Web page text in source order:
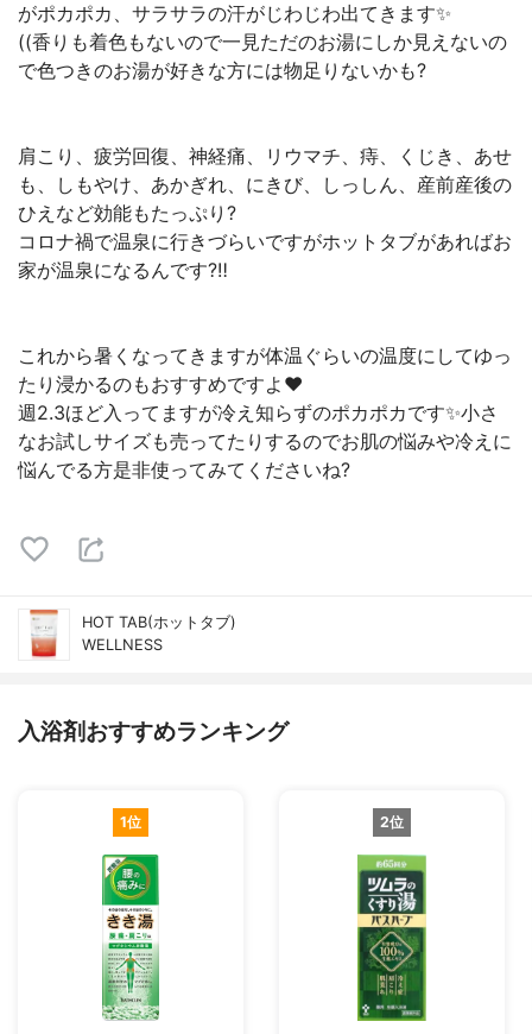
がポカポカ、サラサラの汗がじわじわ出てきます✨
((香りも着色もないので一見ただのお湯にしか見えないの
で色つきのお湯が好きな方には物足りないかも?
肩こり、疲労回復、神経痛、リウマチ、痔、くじき、あせ
も、しもやけ、あかぎれ、にきび、しっしん、産前産後の
ひえなど効能もたっぷり?
コロナ禍で温泉に行きづらいですがホットタブがあればお
家が温泉になるんです?‼️
これから暑くなってきますが体温ぐらいの温度にしてゆっ
たり浸かるのもおすすめですよ❤️
週2.3ほど入ってますが冷え知らずのポカポカです✨小さ
なお試しサイズも売ってたりするのでお肌の悩みや冷えに
悩んでる方是非使ってみてくださいね?
HOT TAB(ホットタブ)
WELLNESS
入浴剤おすすめランキング
1位 2位